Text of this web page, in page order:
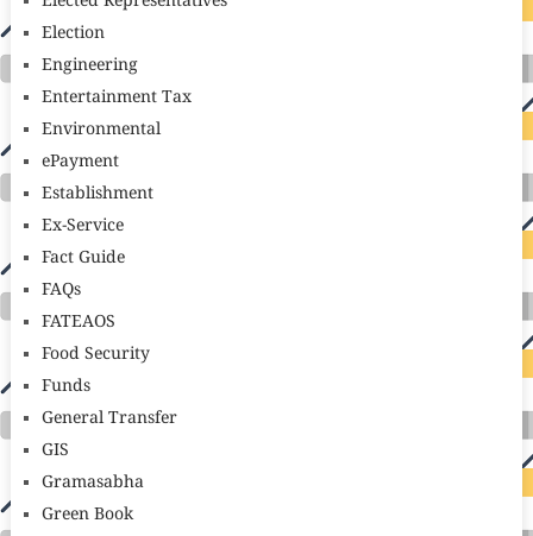
Election
Engineering
Entertainment Tax
Environmental
ePayment
Establishment
Ex-Service
Fact Guide
FAQs
FATEAOS
Food Security
Funds
General Transfer
GIS
Gramasabha
Green Book